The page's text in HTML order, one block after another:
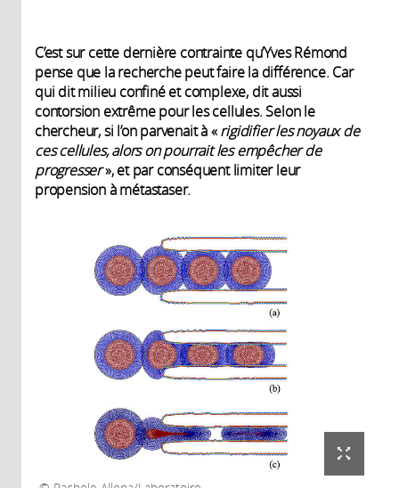
C’est sur cette dernière contrainte qu’Yves Rémond
pense que la recherche peut faire la différence. Car
qui dit milieu confiné et complexe, dit aussi
contorsion extrême pour les cellules. Selon le
chercheur, si l’on parvenait à «rigidifier les noyaux de
ces cellules, alors on pourrait les empêcher de
progresser», et par conséquent limiter leur
propension à métastaser.